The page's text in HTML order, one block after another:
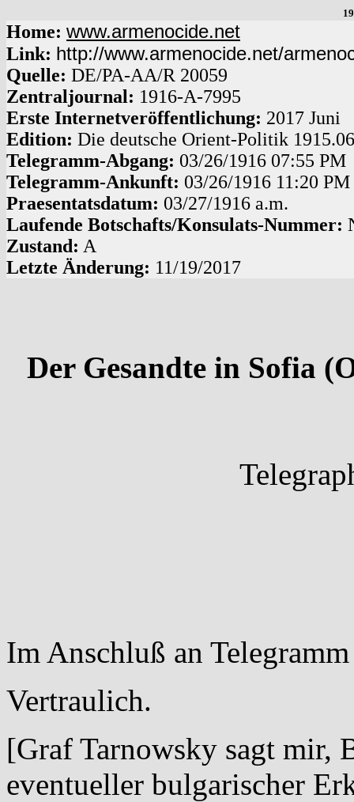
Home: www.armenocide.net
Link: http://www.armenocide.net/
Quelle: DE/PA-AA/R 20059
Zentraljournal: 1916-A-7995
Erste Internetveröffentlichung: 2017 Juni
Edition: Die deutsche Orient-Politik
Telegramm-Abgang: 03/26/1916 07:55 PM
Telegramm-Ankunft: 03/26/1916 11:20 PM
Praesentatsdatum: 03/27/1916 a.m.
Laufende Botschafts/Konsulats-Nummer:
Zustand: A
Letzte Änderung: 11/19/2017
Der Gesandte in Sofia
Im Anschluß an
Vertraulich.
[Graf Tarnowsky sagt mir,
eventueller bulgarischer